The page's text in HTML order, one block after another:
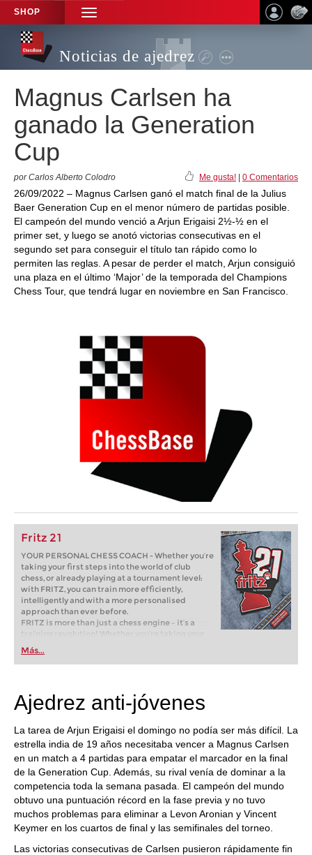
SHOP
TOGGLE
NAVIGATION
Noticias de ajedrez
Magnus Carlsen ha
ganado la Generation
Cup
por Carlos Alberto Colodro Me gusta! 0 Comentarios
26/09/2022 – Magnus Carlsen ganó el match final de la Julius
Baer Generation Cup en el menor número de partidas posible.
El campeón del mundo venció a Arjun Erigaisi 2½-½ en el
primer set, y luego se anotó victorias consecutivas en el
segundo set para conseguir el título tan rápido como lo
permiten las reglas. A pesar de perder el match, Arjun consiguió
una plaza en el último ‘Major’ de la temporada del Champions
Chess Tour, que tendrá lugar en noviembre en San Francisco.
Fritz 21
YOUR PERSONAL CHESS COACH - Whether you’re
taking your first steps into the world of club
chess, or already playing at a tournament level:
with FRITZ, you can train more efficiently,
intelligently and with a more personalised
approach than ever before.
FRITZ is more than just a chess engine – it’s a
training revolution! Whether you’re taking your
first steps into the world of club chess, or already
playing at a tournament level: with FRITZ, you can
train more efficiently, intelligently and with a
Más...
Ajedrez anti-jóvenes
La tarea de Arjun Erigaisi el domingo no podía ser más difícil. La
estrella india de 19 años necesitaba vencer a Magnus Carlsen
en un match a 4 partidas para empatar el marcador en la final
de la Generation Cup. Además, su rival venía de dominar a la
competencia toda la semana pasada. El campeón del mundo
obtuvo una puntuación récord en la fase previa y no tuvo
muchos problemas para eliminar a Levon Aronian y Vincent
Keymer en los cuartos de final y las semifinales del torneo.
Las victorias consecutivas de Carlsen pusieron rápidamente fin